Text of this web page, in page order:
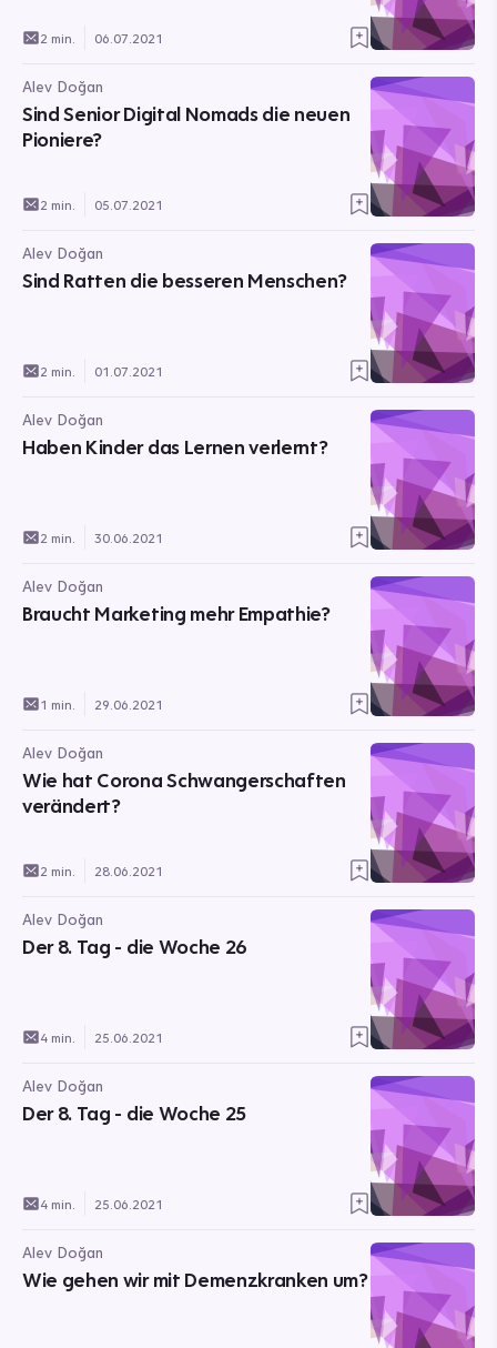
2 min. 06.07.2021
Alev Doğan
Sind Senior Digital Nomads die neuen
Pioniere?
2 min. 05.07.2021
Alev Doğan
Sind Ratten die besseren Menschen?
2 min. 01.07.2021
Alev Doğan
Haben Kinder das Lernen verlernt?
2 min. 30.06.2021
Alev Doğan
Braucht Marketing mehr Empathie?
1 min. 29.06.2021
Alev Doğan
Wie hat Corona Schwangerschaften
verändert?
2 min. 28.06.2021
Alev Doğan
Der 8. Tag - die Woche 26
4 min. 25.06.2021
Alev Doğan
Der 8. Tag - die Woche 25
4 min. 25.06.2021
Alev Doğan
Wie gehen wir mit Demenzkranken um?